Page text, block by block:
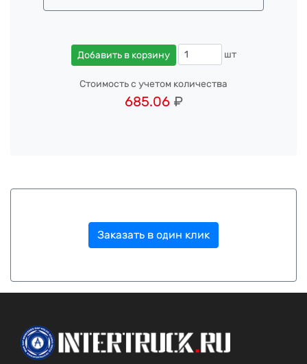
Добавить в корзину шт
Стоимость с учетом количества
685.06₽
Заказать в один клик